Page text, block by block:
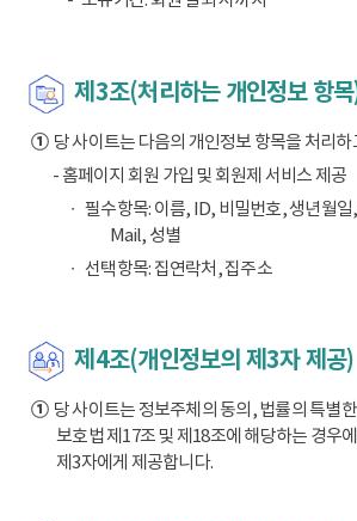
제3조(처리하는 개인정보 항
①당 사이트는 다음의 개인정보 항목을 처리하
- 홈페이지 회원 가입 및 회원제 서비스 제공
필수항목: 이름, ID, 비밀번호, 생년월
Mail, 성별
선택항목: 집연락처, 집주소
제4조(개인정보의 제3자 제공)
①당 사이트는 정보주체의 동의, 법률의 특별
보호법 제17조 및 제18조에 해당하는 경우
제3자에게 제공합니다.